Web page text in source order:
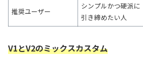
推奨ユーザー
シンプルかつ硬派に
引き締めたい人
V1とV2のミックスカスタム